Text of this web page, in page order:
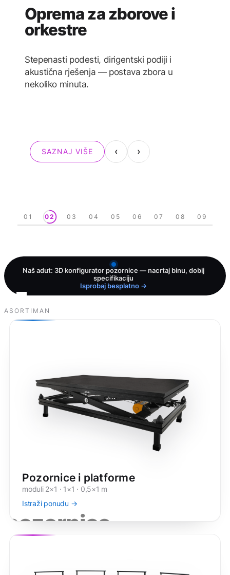
Oprema za zborove i
orkestre
Stepenasti podesti, dirigentski podiji i
akustična rješenja — postava zbora u
nekoliko minuta.
SAZNAJ VIŠE ‹ ›
01 02 03 04 05 06 07 08 09
Naš adut: 3D konfigurator pozornice — nacrtaj binu, dobij
specifikaciju
Isprobaj besplatno →
ASORTIMAN
pozornice
Pozornice i platforme
moduli 2×1 · 1×1 · 0,5×1 m
Istraži ponudu →